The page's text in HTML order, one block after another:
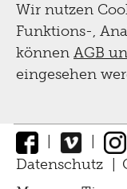
Wir nutzen
Funktions-,
können AGB
eingesehen
Datenschutz